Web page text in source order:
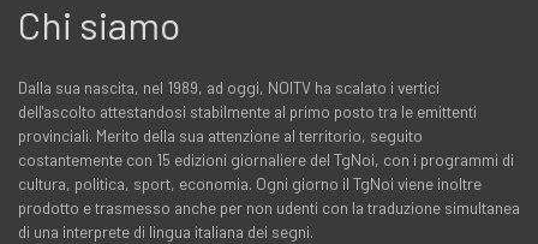
Chi siamo
Dalla sua nascita, nel 1989, ad oggi, NOITV ha scalato i vertici
dell'ascolto attestandosi stabilmente al primo posto tra le emittenti
provinciali. Merito della sua attenzione al territorio, seguito
costantemente con 15 edizioni giornaliere del TgNoi, con i programmi di
cultura, politica, sport, economia. Ogni giorno il TgNoi viene inoltre
prodotto e trasmesso anche per non udenti con la traduzione simultanea
di una interprete di lingua italiana dei segni.